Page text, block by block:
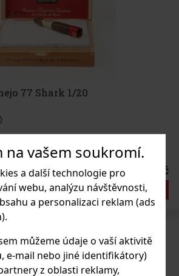
na vašem soukromí.
a další technologie pro
webu, analýzu návštěvnosti,
a personalizaci reklam (ads
můžeme údaje o vaší aktivitě
e-mail nebo jiné identifikátory)
z oblasti reklamy,
77 Shark 1/20
675 Kč
Do košíku